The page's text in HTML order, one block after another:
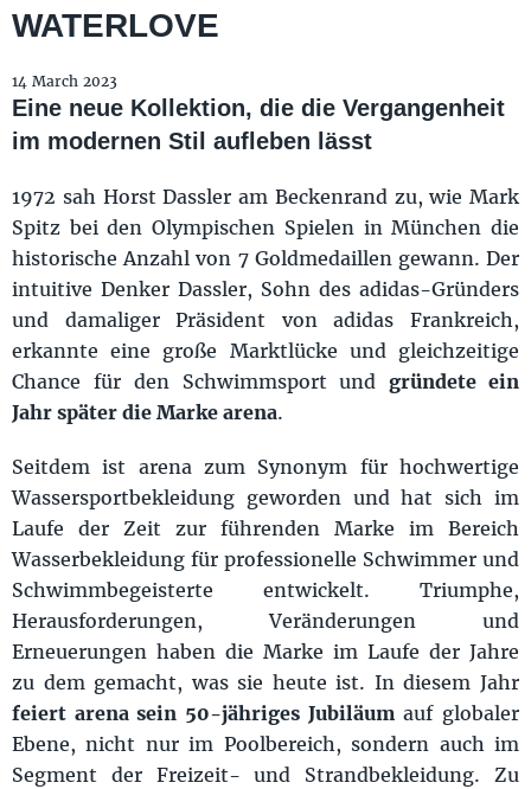
WATERLOVE
14 March 2023
Eine neue Kollektion, die die Vergangenheit
im modernen Stil aufleben lässt
1972 sah Horst Dassler am Beckenrand zu, wie Mark
Spitz bei den Olympischen Spielen in München die
historische Anzahl von 7 Goldmedaillen gewann. Der
intuitive Denker Dassler, Sohn des adidas-Gründers
und damaliger Präsident von adidas Frankreich,
erkannte eine große Marktlücke und gleichzeitige
Chance für den Schwimmsport undgründete ein
Jahr später die Marke arena.
Seitdem ist arena zum Synonym für hochwertige
Wassersportbekleidung geworden und hat sich im
Laufe der Zeit zur führenden Marke im Bereich
Wasserbekleidung für professionelle Schwimmer und
Schwimmbegeisterte entwickelt. Triumphe,
Herausforderungen, Veränderungen und
Erneuerungen haben die Marke im Laufe der Jahre
zu dem gemacht, was sie heute ist. In diesem Jahr
feiert arena sein 50-jähriges Jubiläumauf globaler
Ebene, nicht nur im Poolbereich, sondern auch im
Segment der Freizeit- und Strandbekleidung. Zu